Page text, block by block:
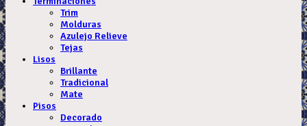
Trim
Molduras
Azulejo Relieve
Tejas
Lisos
Brillante
Tradicional
Mate
Pisos
Decorado